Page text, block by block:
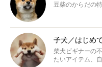
豆柴のからだの
子犬／はじめ
柴犬ビギナーの
たいアイテム、